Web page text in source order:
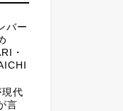
バー
・
代
言